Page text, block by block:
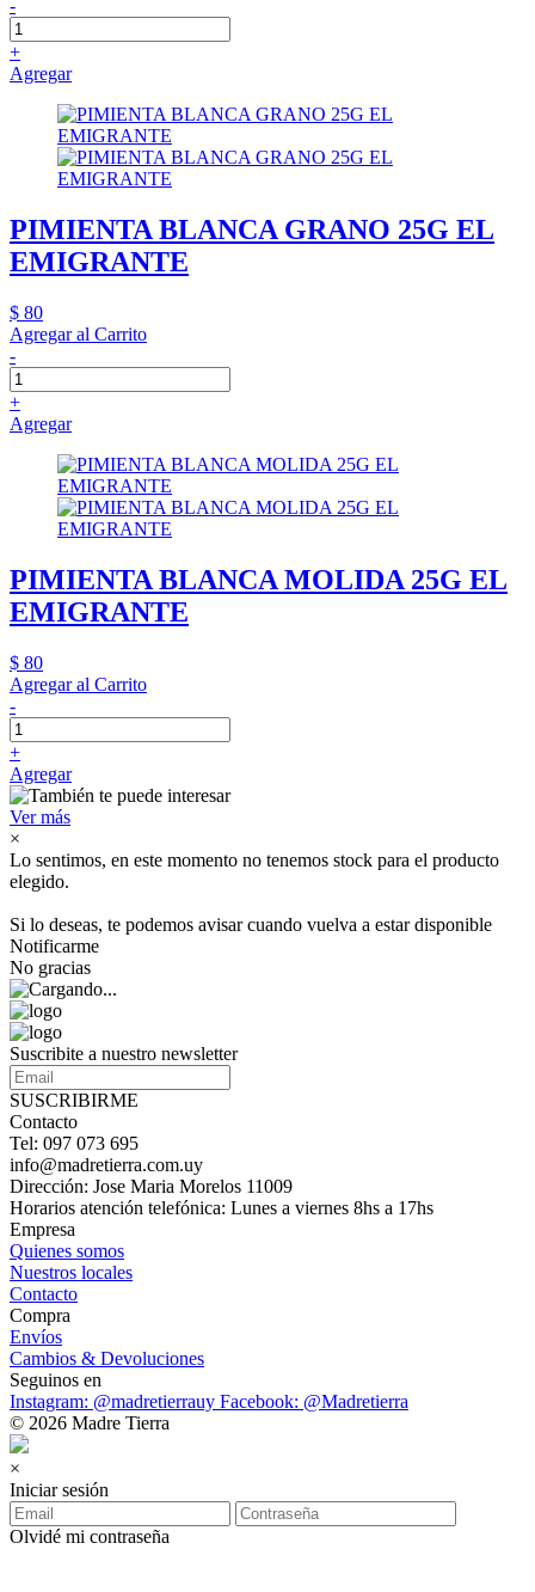
-
+
Agregar
PIMIENTA BLANCA GRANO 25G EL
EMIGRANTE
$ 80
Agregar al Carrito
-
+
Agregar
PIMIENTA BLANCA MOLIDA 25G EL
EMIGRANTE
$ 80
Agregar al Carrito
-
+
Agregar
Ver más
×
Lo sentimos, en este momento no tenemos stock para el producto
elegido.
Si lo deseas, te podemos avisar cuando vuelva a estar disponible
Notificarme
No gracias
Suscribite a nuestro newsletter
SUSCRIBIRME
Contacto
Tel: 097 073 695
info@madretierra.com.uy
Dirección: Jose Maria Morelos 11009
Horarios atención telefónica: Lunes a viernes 8hs a 17hs
Empresa
Quienes somos
Nuestros locales
Contacto
Compra
Envíos
Cambios & Devoluciones
Seguinos en
Instagram: @madretierrauy Facebook: @Madretierra
© 2026 Madre Tierra
×
Iniciar sesión
Olvidé mi contraseña